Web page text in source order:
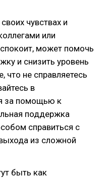
чувствах и
или
может помочь
и снизить уровень
что не справляетесь
в
за помощью к
поддержка
справиться с
из сложной
быть как